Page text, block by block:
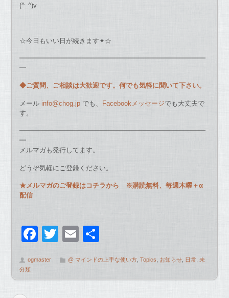
(^_^)v
☆今日もいい日が続きます✦☆
━━━━━━━━━━━━━━━━━━━━━━━━━━━━
━
◆ご質問、ご相談は大歓迎です。何でも気軽に聞いて下さい。
メール info@chog.jp でも、 Facebookメッセージでも大丈夫で
す。
━━━━━━━━━━━━━━━━━━━━━━━━━━━━
━
メルマガも発行してます。
どうぞ気軽にご登録ください。
★メルマガのご登録はコチラから ※購読無料、毎週木曜＋α
配信
F
c
e
T
tt
er
E
ail
ogmaster @ マインドの上手な使い方 ,Topics お知らせ 日常 ,未
分類